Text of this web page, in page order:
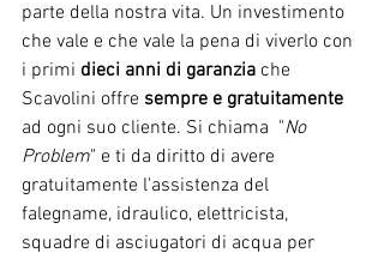
parte della nostra vita. Un investimento
che vale e che vale la pena di viverlo con
i primi dieci anni di garanzia che
Scavolini offre sempre e gratuitamente
ad ogni suo cliente. Si chiama  "No
Problem" e ti da diritto di avere
gratuitamente l'assistenza del
falegname, idraulico, elettricista,
squadre di asciugatori di acqua per